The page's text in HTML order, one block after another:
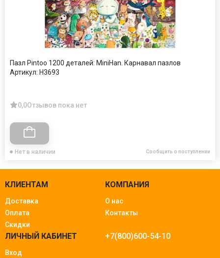
Пазл Pintoo 1200 деталей: MiniHan. Карнавал пазлов
Артикул: H3693
0,0Отзывов пока нет
Нет в наличии Сообщить о поступлении
КЛИЕНТАМ
Доставка
Оплата
Скидки
КОМПАНИЯ
О нас
Контакты
ЛИЧНЫЙ КАБИНЕТ
Вход
+7(800)600-54-10